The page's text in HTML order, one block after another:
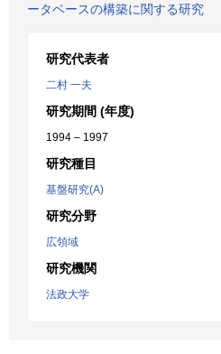
ータベースの構築に関する研究
研究代表者
二村 一夫
研究期間 (年度)
1994 – 1997
研究種目
基盤研究(A)
研究分野
広領域
研究機関
法政大学